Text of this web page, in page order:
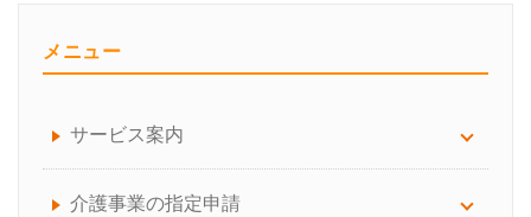
メニュー
サービス案内
サービス案内について
介護事業の指定申請